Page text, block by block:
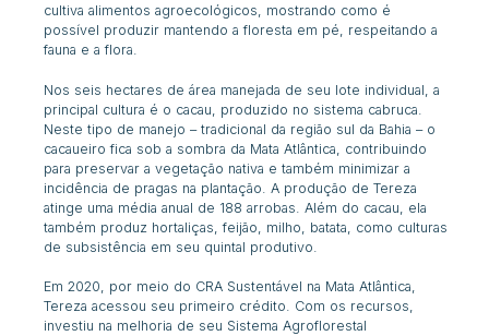
cultiva alimentos agroecológicos, mostrando como é
possível produzir mantendo a floresta em pé, respeitando a
fauna e a flora.
Nos seis hectares de área manejada de seu lote individual, a
principal cultura é o cacau, produzido no sistema cabruca.
Neste tipo de manejo – tradicional da região sul da Bahia – o
cacaueiro fica sob a sombra da Mata Atlântica, contribuindo
para preservar a vegetação nativa e também minimizar a
incidência de pragas na plantação. A produção de Tereza
atinge uma média anual de 188 arrobas. Além do cacau, ela
também produz hortaliças, feijão, milho, batata, como culturas
de subsistência em seu quintal produtivo.
Em 2020, por meio do CRA Sustentável na Mata Atlântica,
Tereza acessou seu primeiro crédito. Com os recursos,
investiu na melhoria de seu Sistema Agroflorestal